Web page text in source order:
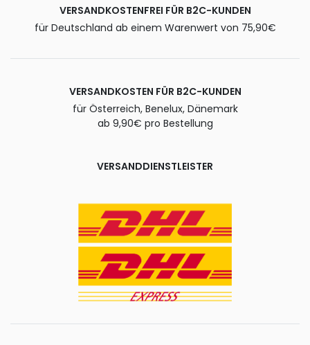
VERSANDKOSTENFREI FÜR B2C-KUNDEN
für Deutschland ab einem Warenwert von 75,90€
VERSANDKOSTEN FÜR B2C-KUNDEN
für Österreich, Benelux, Dänemark
ab 9,90€ pro Bestellung
VERSANDDIENSTLEISTER